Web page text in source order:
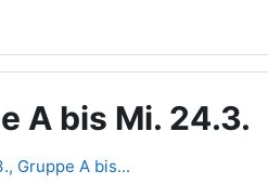
A bis Mi. 24.3.
Gruppe A bis...